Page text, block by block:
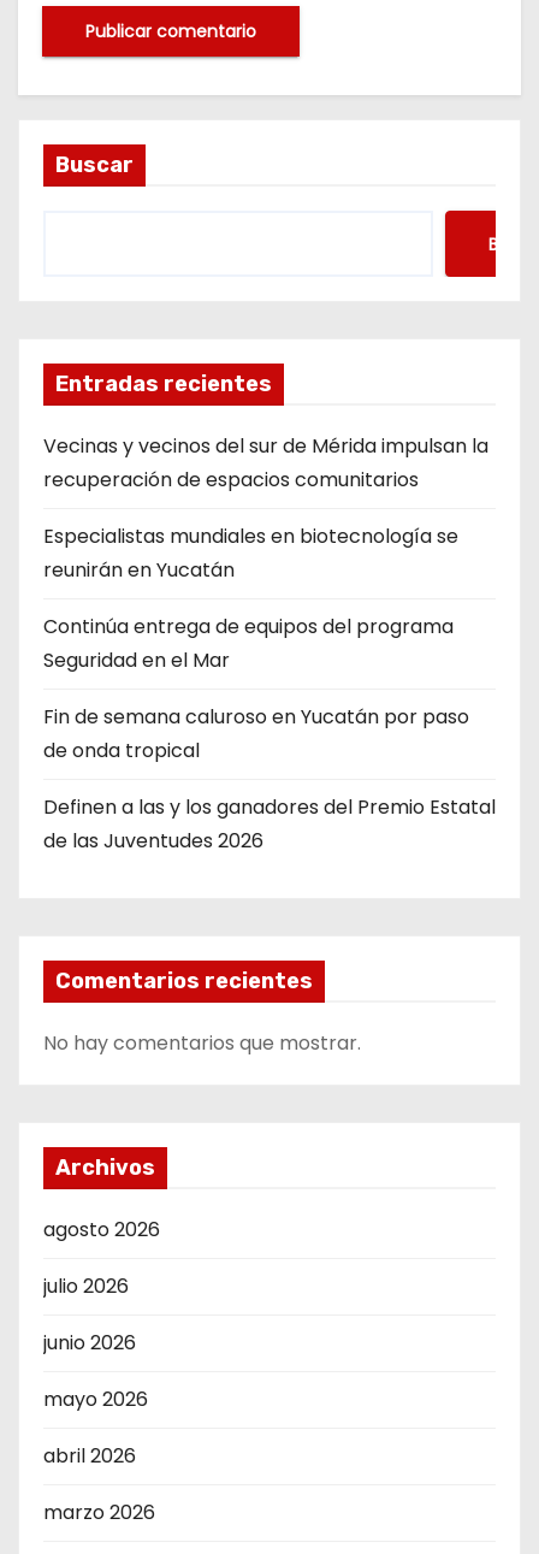
Buscar
Entradas recientes
Vecinas y vecinos del sur de Mérida impulsan la
recuperación de espacios comunitarios
Especialistas mundiales en biotecnología se
reunirán en Yucatán
Continúa entrega de equipos del programa
Seguridad en el Mar
Fin de semana caluroso en Yucatán por paso
de onda tropical
Definen a las y los ganadores del Premio Estatal
de las Juventudes 2026
Comentarios recientes
No hay comentarios que mostrar.
Archivos
agosto 2026
julio 2026
junio 2026
mayo 2026
abril 2026
marzo 2026